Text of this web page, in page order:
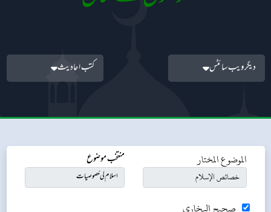
دیگر ویب سائٹس کتب احادیث
الموضوع المختار منتخب موضوع
صحيح البخاري